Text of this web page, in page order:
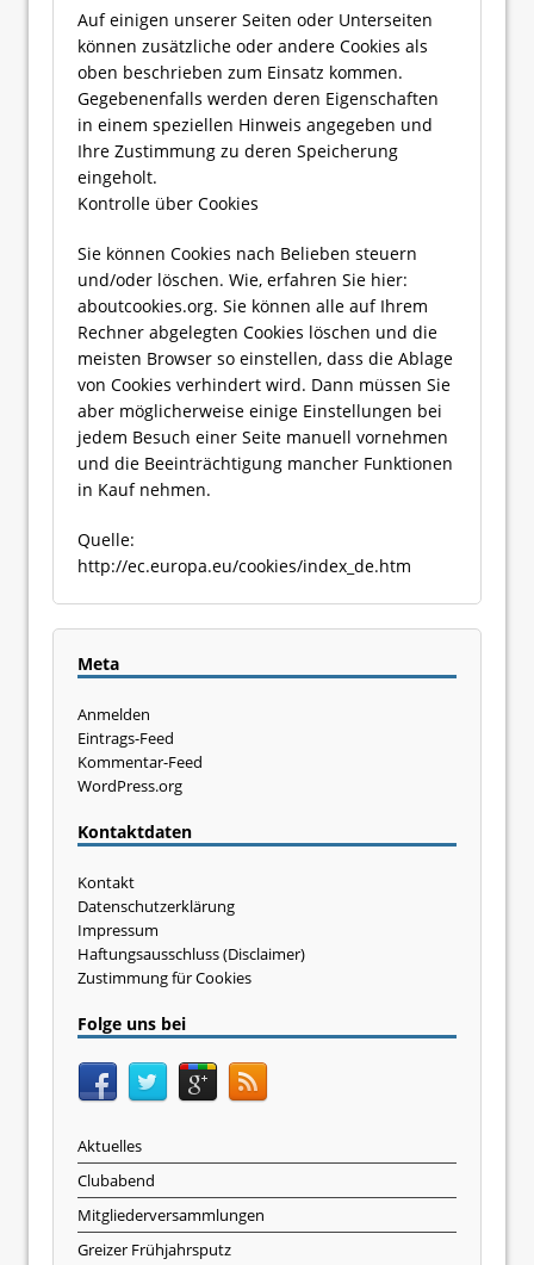
Auf einigen unserer Seiten oder Unterseiten
können zusätzliche oder andere Cookies als
oben beschrieben zum Einsatz kommen.
Gegebenenfalls werden deren Eigenschaften
in einem speziellen Hinweis angegeben und
Ihre Zustimmung zu deren Speicherung
eingeholt.
Kontrolle über Cookies
Sie können Cookies nach Belieben steuern
und/oder löschen. Wie, erfahren Sie hier:
aboutcookies.org. Sie können alle auf Ihrem
Rechner abgelegten Cookies löschen und die
meisten Browser so einstellen, dass die Ablage
von Cookies verhindert wird. Dann müssen Sie
aber möglicherweise einige Einstellungen bei
jedem Besuch einer Seite manuell vornehmen
und die Beeinträchtigung mancher Funktionen
in Kauf nehmen.
Quelle:
http://ec.europa.eu/cookies/index_de.htm
Meta
Anmelden
Eintrags-Feed
Kommentar-Feed
WordPress.org
Kontaktdaten
Kontakt
Datenschutzerklärung
Impressum
Haftungsausschluss (Disclaimer)
Zustimmung für Cookies
Folge uns bei
Aktuelles
Clubabend
Mitgliederversammlungen
Greizer Frühjahrsputz